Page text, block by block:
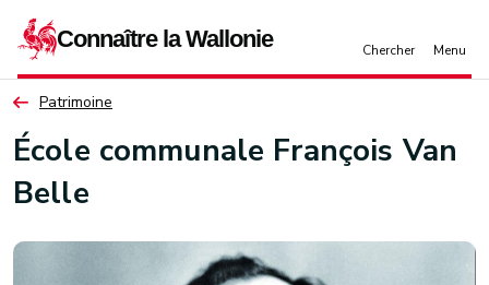
Patrimoine
École communale François Van
Belle